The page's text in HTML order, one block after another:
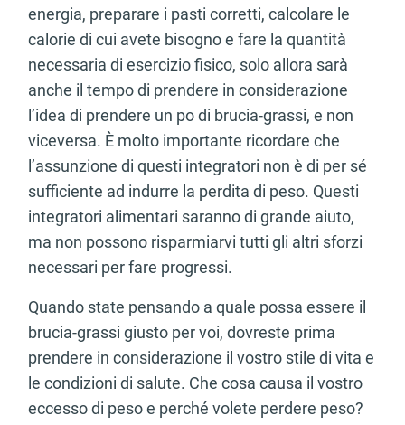
energia, preparare i pasti corretti, calcolare le
calorie di cui avete bisogno e fare la quantità
necessaria di esercizio fisico, solo allora sarà
anche il tempo di prendere in considerazione
l’idea di prendere un po di brucia-grassi, e non
viceversa. È molto importante ricordare che
l’assunzione di questi integratori non è di per sé
sufficiente ad indurre la perdita di peso. Questi
integratori alimentari saranno di grande aiuto,
ma non possono risparmiarvi tutti gli altri sforzi
necessari per fare progressi.
Quando state pensando a quale possa essere il
brucia-grassi giusto per voi, dovreste prima
prendere in considerazione il vostro stile di vita e
le condizioni di salute. Che cosa causa il vostro
eccesso di peso e perché volete perdere peso?